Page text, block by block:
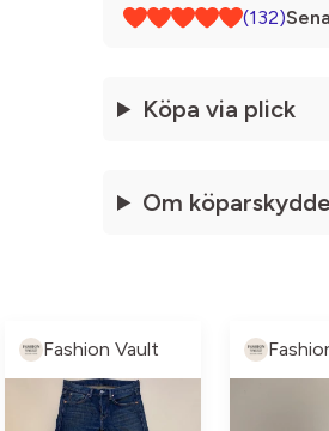
(132)
Köpa via plick
Om
Fashion Vault